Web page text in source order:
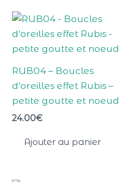
RUB04 – Boucles
d’oreilles effet Rubis –
petite goutte et noeud
24.00€
Ajouter au panier